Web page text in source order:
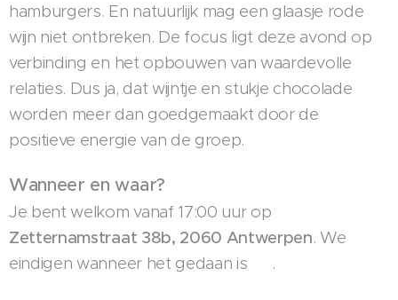
hamburgers. En natuurlijk mag een glaasje rode
wijn niet ontbreken. De focus ligt deze avond op
verbinding en het opbouwen van waardevolle
relaties. Dus ja, dat wijntje en stukje chocolade
worden meer dan goedgemaakt door de
positieve energie van de groep.
Wanneer en waar?
Je bent welkom vanaf 17:00 uur op
Zetternamstraat 38b, 2060 Antwerpen. We
eindigen wanneer het gedaan is 😉.